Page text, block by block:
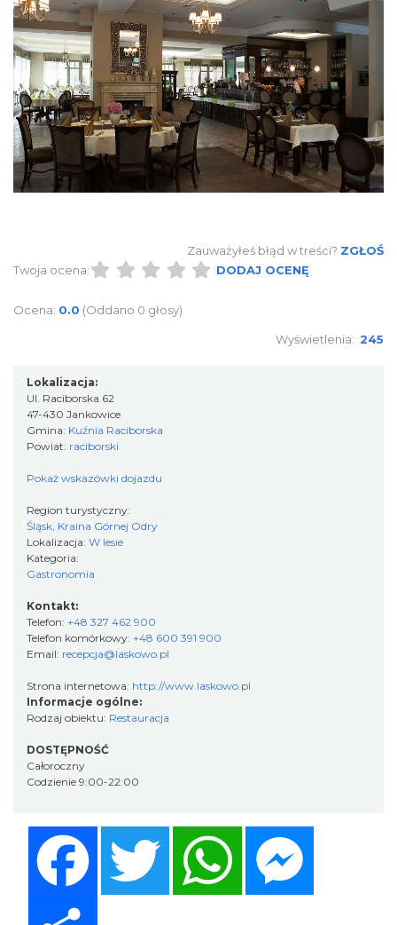
Zauważyłeś błąd w treści? ZGŁOŚ
Twoja ocena:
DODAJ OCENĘ
Ocena: 0.0 (Oddano 0 głosy)
Wyświetlenia: 245
Lokalizacja:
Ul. Raciborska 62
47-430 Jankowice
Gmina: Kuźnia Raciborska
Powiat: raciborski
Pokaż wskazówki dojazdu
Region turystyczny:
Śląsk, Kraina Górnej Odry
Lokalizacja: W lesie
Kategoria:
Gastronomia
Kontakt:
Telefon: +48 327 462 900
Telefon komórkowy: +48 600 391 900
Email: recepcja@laskowo.pl
Strona internetowa: http://www.laskowo.pl
Informacje ogólne:
Rodzaj obiektu: Restauracja
DOSTĘPNOŚĆ
Całoroczny
Codzienie 9:00-22:00
Twitter WhatsApp